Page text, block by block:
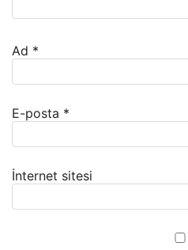
Ad *
E-posta *
İnternet sitesi